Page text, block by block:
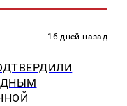
16 дней назад